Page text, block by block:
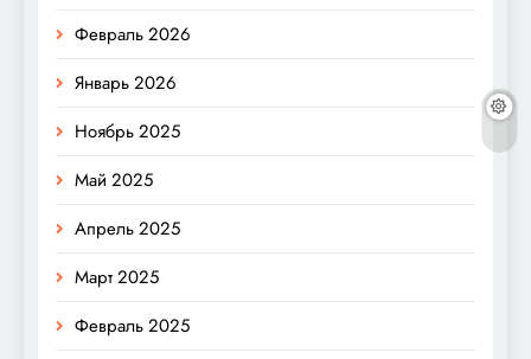
Февраль 2026
Январь 2026
Ноябрь 2025
Май 2025
Апрель 2025
Март 2025
Февраль 2025